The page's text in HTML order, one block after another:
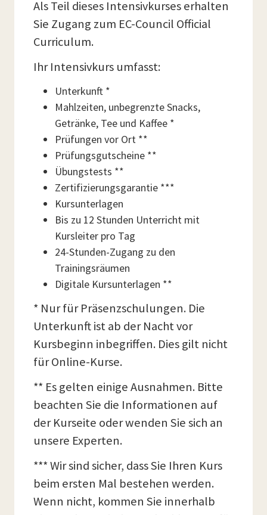
Als Teil dieses Intensivkurses erhalten
Sie Zugang zum EC-Council Official
Curriculum.
Ihr Intensivkurs umfasst:
Unterkunft *
Mahlzeiten, unbegrenzte Snacks,
Getränke, Tee und Kaffee *
Prüfungen vor Ort **
Prüfungsgutscheine **
Übungstests **
Zertifizierungsgarantie ***
Kursunterlagen
Bis zu 12 Stunden Unterricht mit
Kursleiter pro Tag
24-Stunden-Zugang zu den
Trainingsräumen
Digitale Kursunterlagen **
* Nur für Präsenzschulungen. Die
Unterkunft ist ab der Nacht vor
Kursbeginn inbegriffen. Dies gilt nicht
für Online-Kurse.
** Es gelten einige Ausnahmen. Bitte
beachten Sie die Informationen auf
der Kurseite oder wenden Sie sich an
unsere Experten.
*** Wir sind sicher, dass Sie Ihren Kurs
beim ersten Mal bestehen werden.
Wenn nicht, kommen Sie innerhalb